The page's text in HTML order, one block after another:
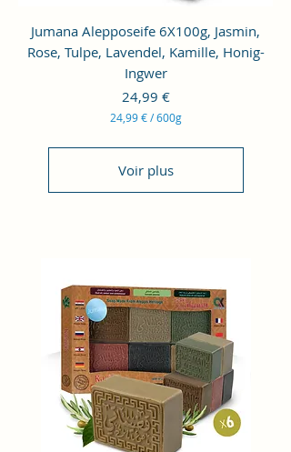
s
Jumana Alepposeife 6X100g, Jasmin,
Rose, Tulpe, Lavendel, Kamille, Honig-
Ingwer
Prix
24,99 €
24,99 € /600g
4
9
9
0
0
G
r
a
m
m
s
Voir plus